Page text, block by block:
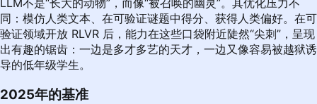
同：模仿人类文本、在可验证谜题中得分、获得人类偏好。在可
验证领域开放 RLVR 后，能力在这些口袋附近陡然“尖刺”，呈现
出有趣的锯齿：一边是多才多艺的天才，一边又像容易被越狱诱
导的低年级学生。
2025年的基准